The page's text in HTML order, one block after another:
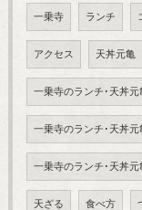
一乗寺 ランチ
アクセス 天丼元亀
一乗寺のランチ･天丼元
一乗寺のランチ･天丼元
一乗寺のランチ･天丼
天ざる 食べ方